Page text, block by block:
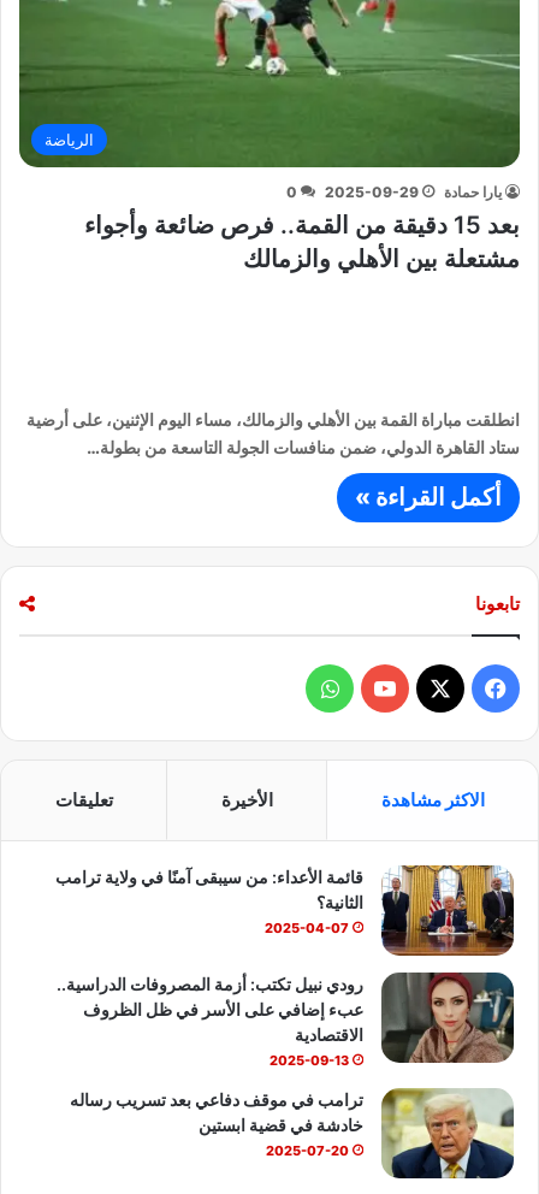
الرياضة
يارا حمادة 2025-09-29
0
بعد 15 دقيقة من القمة.. فرص ضائعة وأجواء
مشتعلة بين الأهلي والزمالك
انطلقت مباراة القمة بين الأهلي والزمالك، مساء اليوم الإثنين، على أرضية
ستاد القاهرة الدولي، ضمن منافسات الجولة التاسعة من بطولة…
أكمل القراءة »
تابعونا
ي
و
ك
X
Y
T
u
e
ا
ا
ب
الاكثر مشاهدة الأخيرة تعليقات
قائمة الأعداء: من سيبقى آمنًا في ولاية ترامب
الثانية؟
2025-04-07
رودي نبيل تكتب: أزمة المصروفات الدراسية..
عبء إضافي على الأسر في ظل الظروف
الاقتصادية
2025-09-13
ترامب في موقف دفاعي بعد تسريب رساله
خادشة في قضية ابستين
2025-07-20